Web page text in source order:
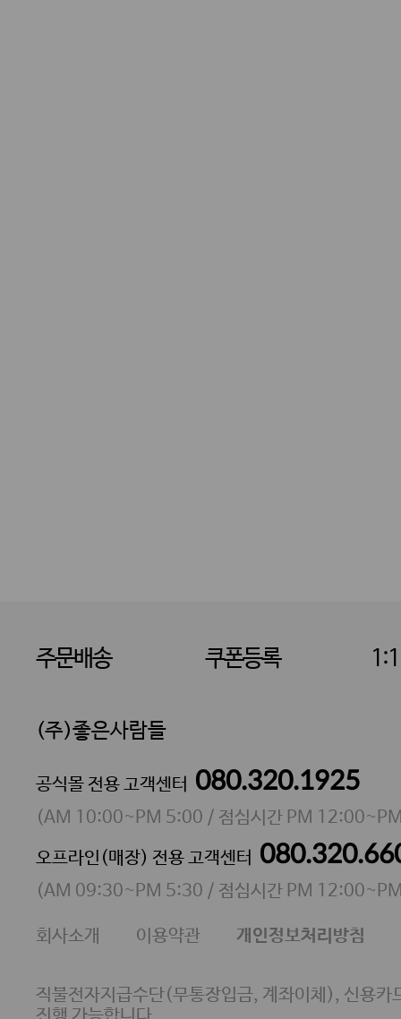
주문배송 쿠폰등록
(주)좋은사람들
대표 이성현,박영환| 개인정보관리책임자 김상현
소재지 서울특별시 마포구 마포대로4다길 41 마포
통신판매업 신고번호 2023-서울마포-3931호
사업자등록번호 105-81-58242
E-MAIL goodpeople@gpin.co.kr
이니시스 에스크로 서비
공식몰 전용 고객센터 080.320.1925
(AM 10:00~PM 5:00 / 점심시간 PM
오프라인(매장) 전용 고객센터
(AM 09:30~PM 5:30 / 점심시간 PM
회사소개 이용약관 개인정보처리방침
직불전자지급수단(무통장입금, 계좌이체), 신용카